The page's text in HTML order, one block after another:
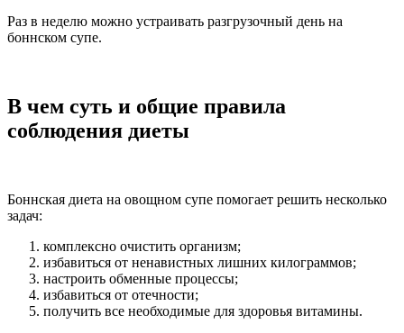
Раз в неделю можно устраивать разгрузочный день на
боннском супе.
В чем суть и общие правила
соблюдения диеты
Боннская диета на овощном супе помогает решить несколько
задач:
комплексно очистить организм;
избавиться от ненавистных лишних килограммов;
настроить обменные процессы;
избавиться от отечности;
получить все необходимые для здоровья витамины.